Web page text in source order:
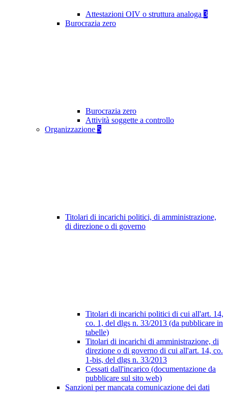
Attestazioni OIV o struttura analoga 3
Burocrazia zero
Burocrazia zero
Attività soggette a controllo
Organizzazione 5
Titolari di incarichi politici, di amministrazione,
di direzione o di governo
Titolari di incarichi politici di cui all'art. 14,
co. 1, del dlgs n. 33/2013 (da pubblicare in
tabelle)
Titolari di incarichi di amministrazione, di
direzione o di governo di cui all'art. 14, co.
1-bis, del dlgs n. 33/2013
Cessati dall'incarico (documentazione da
pubblicare sul sito web)
Sanzioni per mancata comunicazione dei dati